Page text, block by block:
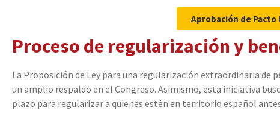
Aprobación de
Proceso de regularización y
La Proposición de Ley para una regularización extraordinaria de
un amplio respaldo en el Congreso. Asimismo, esta iniciativa
plazo para regularizar a quienes estén en territorio español